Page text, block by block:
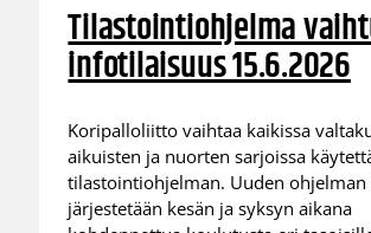
Tilastointiohjelma
infotilaisuus 15.6.2026
Koripalloliitto vaihtaa kaikissa
aikuisten ja nuorten sarjoissa
tilastointiohjelman. Uuden
järjestetään kesän ja syksyn aikana